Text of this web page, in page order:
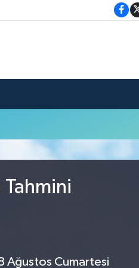
Tahmini
Ağustos Cumartesi